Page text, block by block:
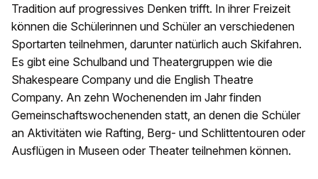
Tradition auf progressives Denken trifft. In ihrer Freizeit
können die Schülerinnen und Schüler an verschiedenen
Sportarten teilnehmen, darunter natürlich auch Skifahren.
Es gibt eine Schulband und Theatergruppen wie die
Shakespeare Company und die English Theatre
Company. An zehn Wochenenden im Jahr finden
Gemeinschaftswochenenden statt, an denen die Schüler
an Aktivitäten wie Rafting, Berg- und Schlittentouren oder
Ausflügen in Museen oder Theater teilnehmen können.